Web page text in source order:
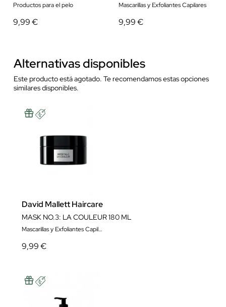
Productos para el pelo
9,99 €
Mascarillas y Exfoliantes Capilares
9,99 €
Alternativas disponibles
Este producto está agotado. Te recomendamos estas opciones
similares disponibles.
David Mallett Haircare
MASK NO.3: LA COULEUR 180 ML
Mascarillas y Exfoliantes Capilares
9,99 €